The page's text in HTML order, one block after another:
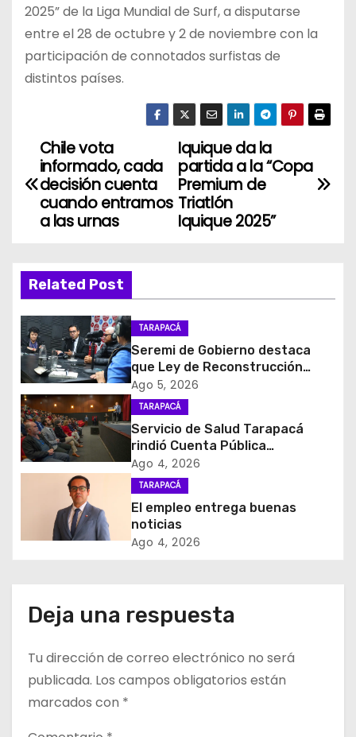
2025” de la Liga Mundial de Surf, a disputarse
entre el 28 de octubre y 2 de noviembre con la
participación de connotados surfistas de
distintos países.
N
a
g
a
c
i
ó
n
t
r
a
Iquique da la
partida a la “Copa
Premium de
Triatlón
Iquique 2025”
Chile vota
informado, cada
decisión cuenta
cuando entramos
a las urnas
Related Post
TARAPACÁ
Seremi de Gobierno destaca
que Ley de Reconstrucción
Nacional impulsará la inversión
y el empleo en Tarapacá
Ago 5, 2026
TARAPACÁ
Servicio de Salud Tarapacá
rindió Cuenta Pública
Participativa
Ago 4, 2026
TARAPACÁ
El empleo entrega buenas
noticias
Ago 4, 2026
Deja una respuesta
Tu dirección de correo electrónico no será
publicada. Los campos obligatorios están
marcados con *